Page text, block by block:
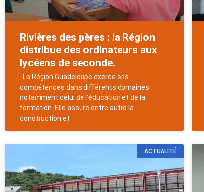
Rivières des pères : la Région
distribue des ordinateurs aux
lycéens de seconde.
La Région Guadeloupe exerce ses
compétences dans différents domaines
notamment celui de l’éducation et de la
formation. Elle assure entre autre la
construction et
ACTUALITÉ